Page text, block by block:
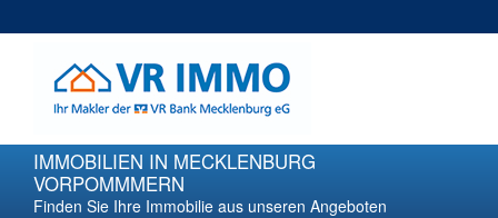
Inhalt
IMMOBILIEN IN MECKLENBURG
VORPOMMMERN
Finden Sie Ihre Immobilie aus unseren Angeboten